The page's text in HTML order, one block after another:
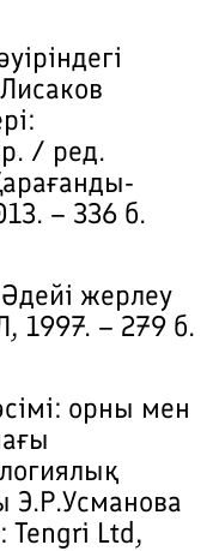
/ ред.
– 336 б.
жерлеу
1997. – 279 б.
орны мен
Э.Р.Усманова
Tengri Ltd,